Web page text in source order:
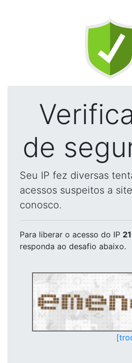
de
Seu IP fez diversas
acessos suspeitos a
conosco.
Para liberar o acesso do IP
responda ao desafio abaixo.